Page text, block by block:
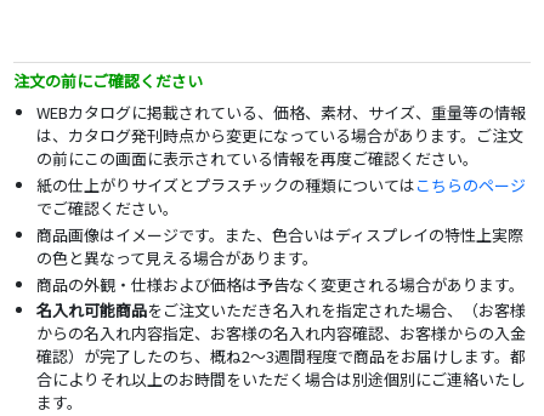
注文の前にご確認ください
WEBカタログに掲載されている、価格、素材、サイズ、重量等の情報
は、カタログ発刊時点から変更になっている場合があります。ご注文
の前にこの画面に表示されている情報を再度ご確認ください。
紙の仕上がりサイズとプラスチックの種類についてはこちらのページ
でご確認ください。
商品画像はイメージです。また、色合いはディスプレイの特性上実際
の色と異なって見える場合があります。
商品の外観・仕様および価格は予告なく変更される場合があります。
名入れ可能商品をご注文いただき名入れを指定された場合、（お客様
からの名入れ内容指定、お客様の名入れ内容確認、お客様からの入金
確認）が完了したのち、概ね2～3週間程度で商品をお届けします。都
合によりそれ以上のお時間をいただく場合は別途個別にご連絡いたし
ます。